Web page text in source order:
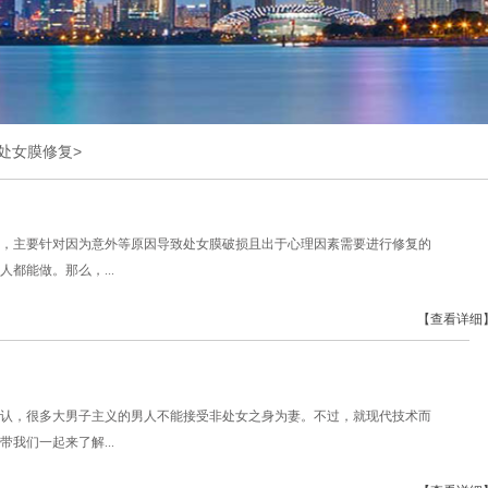
女膜修复>
主要针对因为意外等原因导致处女膜破损且出于心理因素需要进行修复的
都能做。那么，...
【查看详细
，很多大男子主义的男人不能接受非处女之身为妻。不过，就现代技术而
我们一起来了解...